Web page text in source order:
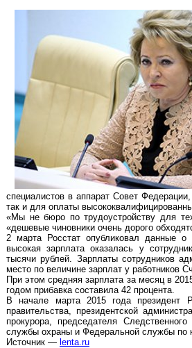
специалистов в аппарат Совет
так и для оплаты
«Мы не бюро по трудоустройству для
«дешевые чиновники очень дорого
2 марта Росстат опубликовал данные
высокая зарплата оказалась у
тысячи рублей. Зарплаты сотрудников
место по величине зарплат у работников
При этом средняя зарплата за месяц в
годом прибавка составила 42 процента.
В начале марта 2015 года президент
правительства, президентской
прокурора, председателя
службы охраны и Федеральной службы по
Источник — lenta.ru